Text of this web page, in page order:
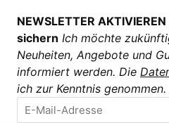
NEWSLETTER
sichern Ich möchte
Neuheiten, Angebote und
informiert werden. Die
ich zur Kenntnis genommen.